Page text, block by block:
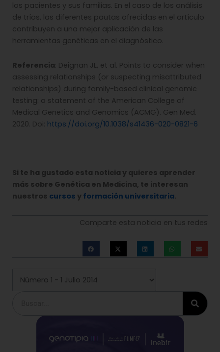
los pacientes y sus familias. En el caso de los análisis
de tríos, las diferentes pautas ofrecidas en el artículo
contribuyen a una mejor aplicación de las
herramientas genéticas en el diagnóstico.
Referencia: Deignan JL, et al. Points to consider when
assessing relationships (or suspecting misattributed
relationships) during family-based clinical genomic
testing: a statement of the American College of
Medical Genetics and Genomics (ACMG). Gen Med.
2020. Doi: https://doi.org/10.1038/s41436-020-0821-6
Si te ha gustado esta noticia y quieres aprender
más sobre Genética en Medicina, te interesan
nuestros cursos y formación universitaria.
Comparte esta noticia en tus redes